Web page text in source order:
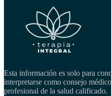
Esta información es solo para
interpretarse como consejo
profesional de la salud calificado.